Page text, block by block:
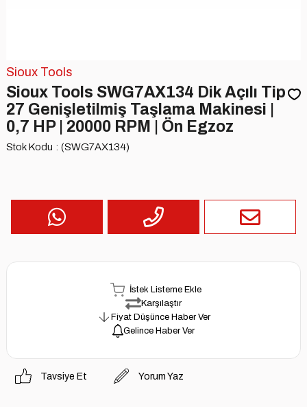
Sioux Tools
Sioux Tools SWG7AX134 Dik Açılı Tip
27 Genişletilmiş Taşlama Makinesi |
0,7 HP | 20000 RPM | Ön Egzoz
Stok Kodu (SWG7AX134)
İstek Listeme Ekle
Karşılaştır
Fiyat Düşünce Haber Ver
Gelince Haber Ver
Tavsiye Et Yorum Yaz